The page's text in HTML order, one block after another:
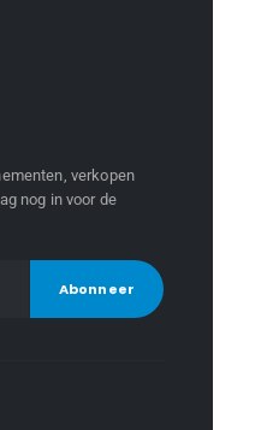
verkopen
nog in voor de